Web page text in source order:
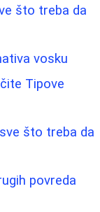
što treba da
vosku
Tipove
što treba da
povreda